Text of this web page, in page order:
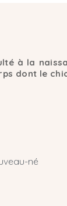
à la
dont le
né